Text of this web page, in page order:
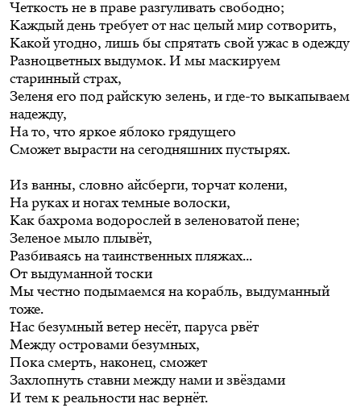
Четкость не в праве разгуливать свободно;
Каждый день требует от нас целый мир сотворить,
Какой угодно, лишь бы спрятать свой ужас в одежду
Разноцветных выдумок. И мы маскируем
старинный страх,
Зеленя его под райскую зелень, и где-то выкапываем
надежду,
На то, что яркое яблоко грядущего
Сможет вырасти на сегодняшних пустырях.
Из ванны, словно айсберги, торчат колени,
На руках и ногах темные волоски,
Как бахрома водорослей в зеленоватой пене;
Зеленое мыло плывёт,
Разбиваясь на таинственных пляжах...
От выдуманной тоски
Мы честно подымаемся на корабль, выдуманный
тоже.
Нас безумный ветер несёт, паруса рвёт
Между островами безумных,
Пока смерть, наконец, сможет
Захлопнуть ставни между нами и звёздами
И тем к реальности нас вернёт.